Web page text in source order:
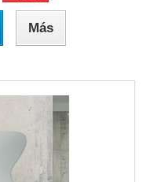
Más